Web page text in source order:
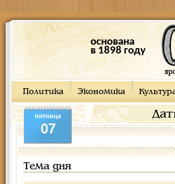
основана
в 1898 году
Политика Экономика
пятница
07
Тема дня